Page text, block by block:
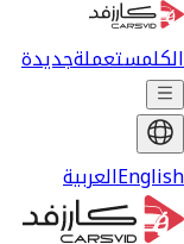
الكلمستعملةجديدة
Englishالعربية